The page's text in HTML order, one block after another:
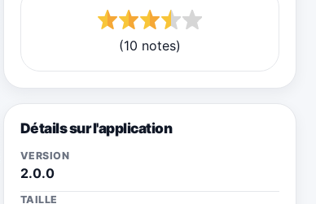
(10 notes)
Détails sur l'application
VERSION
2.0.0
TAILLE